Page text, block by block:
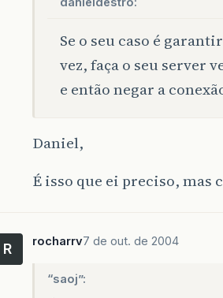
Se o seu caso é
vez, faça o seu server
e então negar a
Daniel,
É isso que ei preciso, mas
R rocharrv7 de out. de 2004
“saoj”: